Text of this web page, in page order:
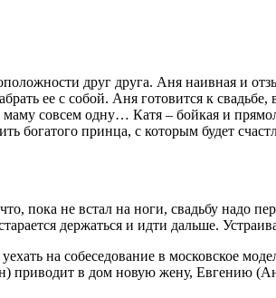
друг друга. Аня наивная и
ее с собой. Аня готовится к
совсем одну… Катя – бойкая и
богатого принца, с которым будет
не встал на ноги, свадьбу надо
держаться и идти дальше.
на собеседование в московское
приводит в дом новую жену, Евгению